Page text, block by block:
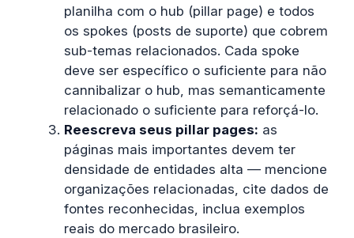
planilha com o hub (pillar page) e todos
os spokes (posts de suporte) que cobrem
sub-temas relacionados. Cada spoke
deve ser específico o suficiente para não
cannibalizar o hub, mas semanticamente
relacionado o suficiente para reforçá-lo.
Reescreva seus pillar pages: as
páginas mais importantes devem ter
densidade de entidades alta — mencione
organizações relacionadas, cite dados de
fontes reconhecidas, inclua exemplos
reais do mercado brasileiro.